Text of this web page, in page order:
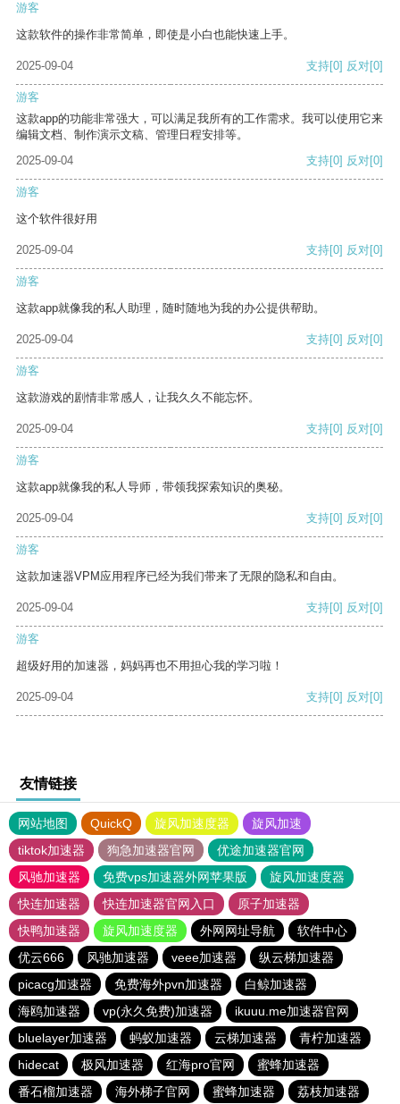
游客
这款软件的操作非常简单，即使是小白也能快速上手。
2025-09-04 支持[0] 反对[0]
游客
这款app的功能非常强大，可以满足我所有的工作需求。我可以使用它来
编辑文档、制作演示文稿、管理日程安排等。
2025-09-04
支持[0] 反对[0]
游客
这个软件很好用
2025-09-04 支持[0] 反对[0]
游客
这款app就像我的私人助理，随时随地为我的办公提供帮助。
2025-09-04 支持[0] 反对[0]
游客
这款游戏的剧情非常感人，让我久久不能忘怀。
2025-09-04 支持[0] 反对[0]
游客
这款app就像我的私人导师，带领我探索知识的奥秘。
2025-09-04 支持[0] 反对[0]
游客
这款加速器VPM应用程序已经为我们带来了无限的隐私和自由。
2025-09-04 支持[0] 反对[0]
游客
超级好用的加速器，妈妈再也不用担心我的学习啦！
2025-09-04 支持[0] 反对[0]
友情链接
网站地图 QuickQ 旋风加速度器
旋风加速
tiktok加速器
狗急加速器官网
优途加速器官网
风驰加速器
免费vps加速器外网苹果版
旋风加速度器
快连加速器
快连加速器官网入口
原子加速器
快鸭加速器
旋风加速度器 外网网址导航
软件中心
优云666
风驰加速器 veee加速器
纵云梯加速器
picacg加速器
免费海外pvn加速器
白鲸加速器
海鸥加速器
vp(永久免费)加速器
ikuuu.me加速器官网
bluelayer加速器
蚂蚁加速器 云梯加速器
青柠加速器
hidecat
极风加速器 红海pro官网
蜜蜂加速器
番石榴加速器
海外梯子官网 蜜蜂加速器 荔枝加速器